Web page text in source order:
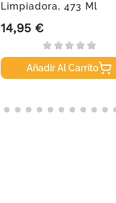
Limpiadora, 473 Ml
Precio
14,95 €
Añadir Al Carrito